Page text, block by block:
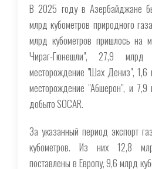
В 2025 году в Азербайджане
млрд кубометров природного
млрд кубометров пришлось на
Чираг-Гюнешли", 27,9
месторождение "Шах Дениз",
месторождение "Абшерон", и 7,9
добыто SOCAR.
За указанный период экспорт
кубометров. Из них 12,8
поставлены в Европу, 9,6 млрд